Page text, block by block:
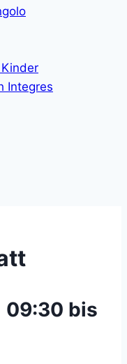
Integres
09:30 bis